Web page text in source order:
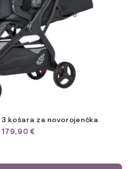
košara za novorojenčka
179,90€